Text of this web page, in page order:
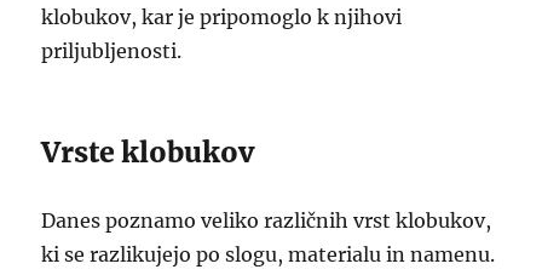
klobukov, kar je pripomoglo k njihovi
priljubljenosti.
Vrste klobukov
Danes poznamo veliko različnih vrst klobukov,
ki se razlikujejo po slogu, materialu in namenu.